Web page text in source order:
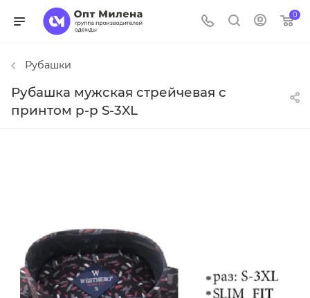
0
Рубашки
Рубашка мужская стрейчевая с
принтом р-р S-3XL